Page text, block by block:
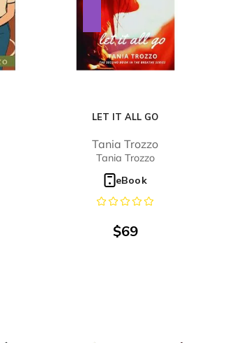
LET IT ALL GO
Tania Trozzo
Tania Trozzo
eBook
$69